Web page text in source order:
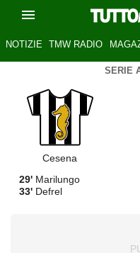
NOTIZIE TMW RADIO
SERIE
Cesena
29' Marilungo
33' Defrel